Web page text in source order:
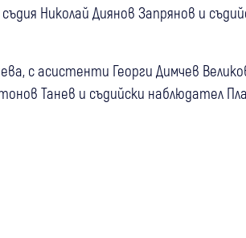
Николай Диянов Запрянов и
с асистенти Георги Димчев
Танев и съдийски наблюдател